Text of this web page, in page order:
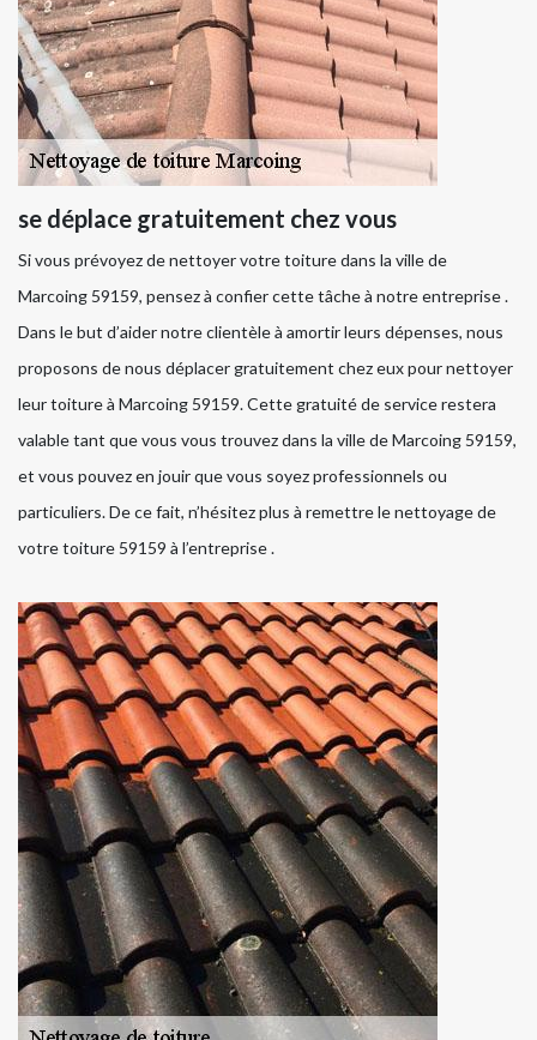
se déplace gratuitement chez vous
Si vous prévoyez de nettoyer votre toiture dans la ville de
Marcoing 59159, pensez à confier cette tâche à notre entreprise .
Dans le but d’aider notre clientèle à amortir leurs dépenses, nous
proposons de nous déplacer gratuitement chez eux pour nettoyer
leur toiture à Marcoing 59159. Cette gratuité de service restera
valable tant que vous vous trouvez dans la ville de Marcoing 59159,
et vous pouvez en jouir que vous soyez professionnels ou
particuliers. De ce fait, n’hésitez plus à remettre le nettoyage de
votre toiture 59159 à l’entreprise .